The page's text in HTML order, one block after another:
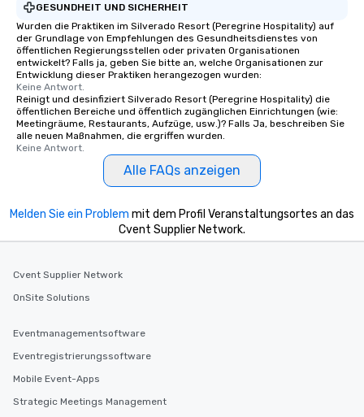
GESUNDHEIT UND SICHERHEIT
Wurden die Praktiken im Silverado Resort (Peregrine Hospitality) auf
der Grundlage von Empfehlungen des Gesundheitsdienstes von
öffentlichen Regierungsstellen oder privaten Organisationen
entwickelt? Falls ja, geben Sie bitte an, welche Organisationen zur
Entwicklung dieser Praktiken herangezogen wurden:
Keine Antwort.
Reinigt und desinfiziert Silverado Resort (Peregrine Hospitality) die
öffentlichen Bereiche und öffentlich zugänglichen Einrichtungen (wie:
Meetingräume, Restaurants, Aufzüge, usw.)? Falls Ja, beschreiben Sie
alle neuen Maßnahmen, die ergriffen wurden.
Keine Antwort.
Alle FAQs anzeigen
Melden Sie ein Problem mit dem Profil Veranstaltungsortes an das
Cvent Supplier Network.
Cvent Supplier Network
OnSite Solutions
Eventmanagementsoftware
Eventregistrierungssoftware
Mobile Event-Apps
Strategic Meetings Management